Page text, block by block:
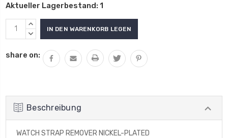
Aktueller Lagerbestand: 1
MENGE
VON
ERHÖHEN
MENGE
UNDEFINED
VERRINGERN
share on:
Beschreibung
WATCH STRAP REMOVER NICKEL-PLATED